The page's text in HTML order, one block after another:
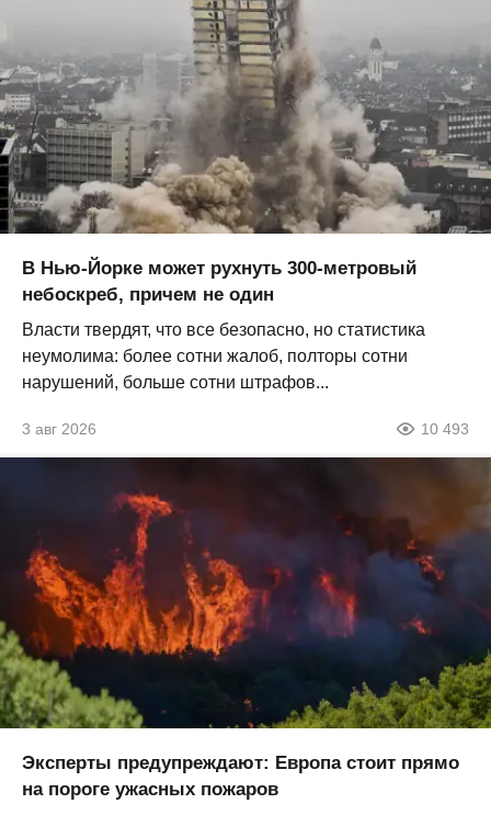
В Нью-Йорке может рухнуть 300-метровый
небоскреб, причем не один
Власти твердят, что все безопасно, но статистика
неумолима: более сотни жалоб, полторы сотни
нарушений, больше сотни штрафов...
3 авг 2026 10 493
Эксперты предупреждают: Европа стоит прямо
на пороге ужасных пожаров